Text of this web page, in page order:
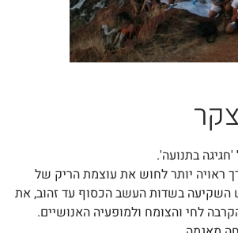
בתנועה'.
ראויה יותר לחוש את עוצמת הריק של
השקיעה בשדות העשב הכסוף עד זהוב, את
לחי והצומח ולמופעיה האנושיים.